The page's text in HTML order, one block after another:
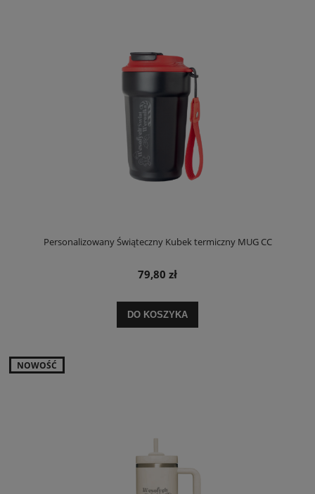
Personalizowany Świąteczny Kubek termiczny MUG CC
79,80 zł
DO KOSZYKA
NOWOŚĆ